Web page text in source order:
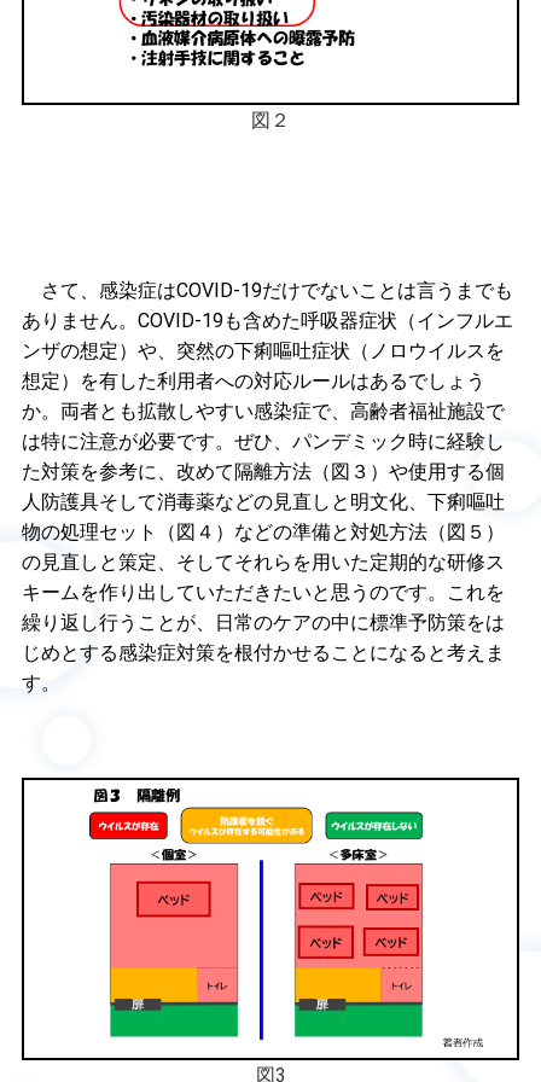
図２
さて、感染症はCOVID-19だけでないことは言うまでも
ありません。COVID-19も含めた呼吸器症状（インフルエ
ンザの想定）や、突然の下痢嘔吐症状（ノロウイルスを
想定）を有した利用者への対応ルールはあるでしょう
か。両者とも拡散しやすい感染症で、高齢者福祉施設で
は特に注意が必要です。ぜひ、パンデミック時に経験し
た対策を参考に、改めて隔離方法（図３）や使用する個
人防護具そして消毒薬などの見直しと明文化、下痢嘔吐
物の処理セット（図４）などの準備と対処方法（図５）
の見直しと策定、そしてそれらを用いた定期的な研修ス
キームを作り出していただきたいと思うのです。これを
繰り返し行うことが、日常のケアの中に標準予防策をは
じめとする感染症対策を根付かせることになると考えま
す。
図3